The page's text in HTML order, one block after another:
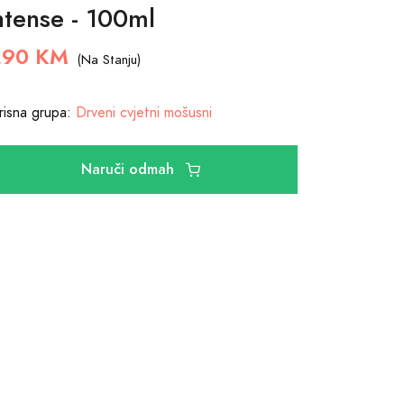
- 100ml
KM (Na Stanju)
grupa: Drveni cvjetni mošusni
Naruči odmah